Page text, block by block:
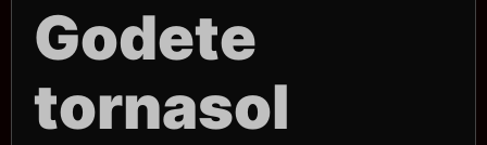
Godete
tornasol